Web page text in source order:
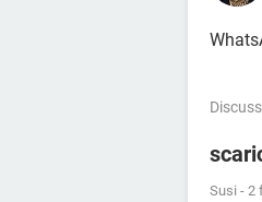
Susi - 2